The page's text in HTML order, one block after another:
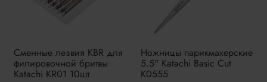
Сменные лезвия KBR для
филировочной бритвы
Katachi KR01 10шт
Ножницы парикмахерские
5.5" Katachi Basic Cut
K0555